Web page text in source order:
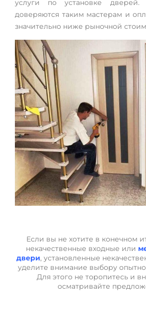
услуги по установке дверей.
доверяются таким мастерам и
значительно ниже рыночной
Если вы не хотите в конечном
некачественные входные или
двери, установленные
уделите внимание выбору
Для этого не торопитесь и
осматривайте